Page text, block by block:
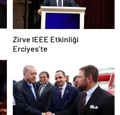
Zirve IEEE Etkinliği
Erciyes’te